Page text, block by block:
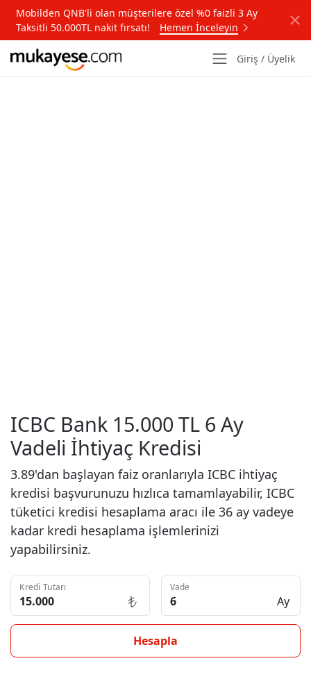
Mobilden QNB'li olan müşterilere özel %0 faizli 3 Ay
Taksitli 50.000TL nakit fırsatı!
Hemen İnceleyin
Giriş / Üyelik
ICBC Bank 15.000 TL 6 Ay
Vadeli İhtiyaç Kredisi
3.89'dan başlayan faiz oranlarıyla ICBC ihtiyaç
kredisi başvurunuzu hızlıca tamamlayabilir, ICBC
tüketici kredisi hesaplama aracı ile 36 ay vadeye
kadar kredi hesaplama işlemlerinizi
yapabilirsiniz.
Kredi Tutarı Vade
Ay
Hesapla